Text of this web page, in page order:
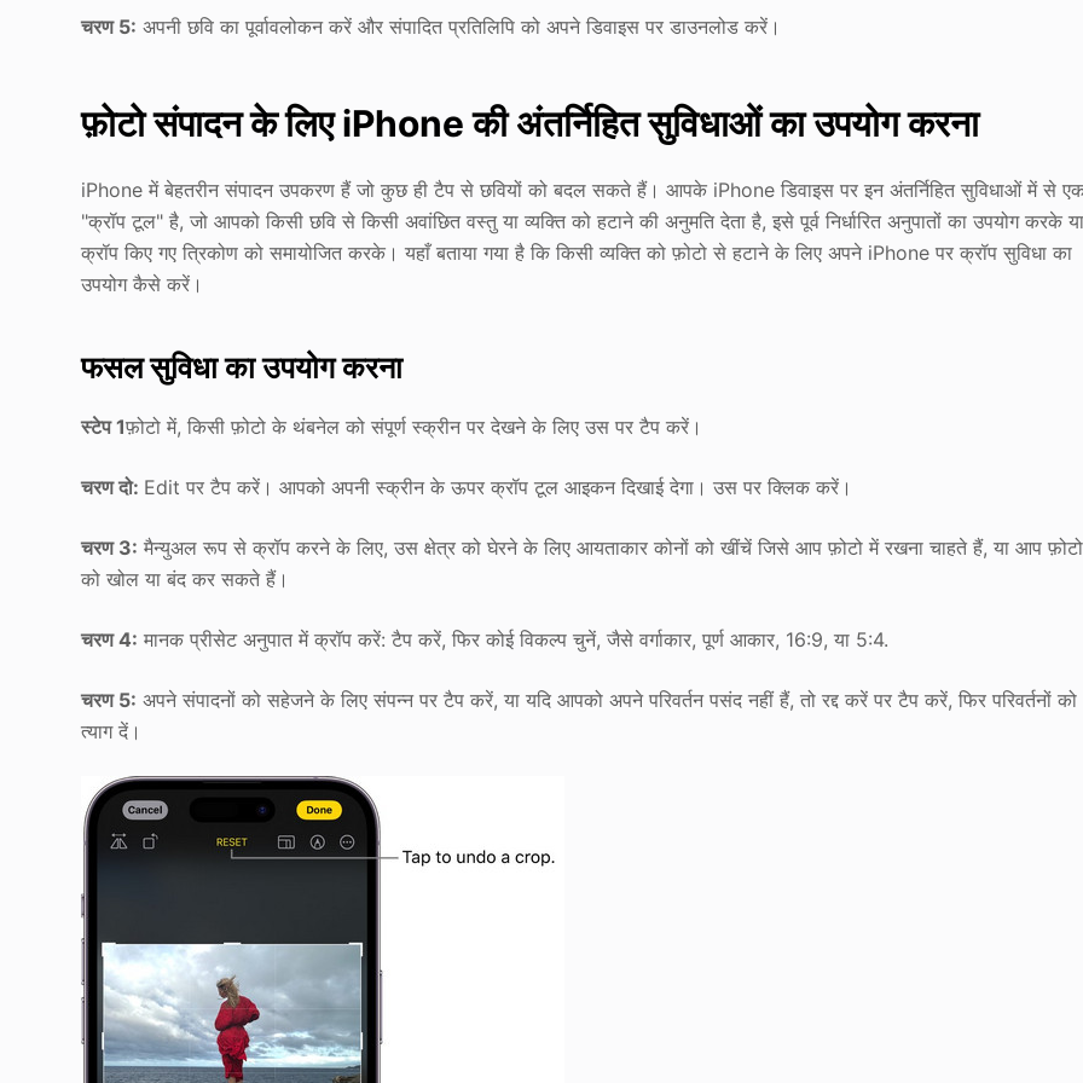
चरण 5: अपनी छवि का पूर्वावलोकन करें और संपादित प्रतिलिपि को अपने डिवाइस पर डाउनलोड करें।
फ़ोटो संपादन के लिए iPhone की अंतर्निहित सुविधाओं का उपयोग करना
iPhone में बेहतरीन संपादन उपकरण हैं जो कुछ ही टैप से छवियों को बदल सकते हैं। आपके iPhone डिवाइस पर इन अंतर्निहित सुविधाओं में से
"क्रॉप टूल" है, जो आपको किसी छवि से किसी अवांछित वस्तु या व्यक्ति को हटाने की अनुमति देता है, इसे पूर्व निर्धारित अनुपातों का उपयोग करके
क्रॉप किए गए त्रिकोण को समायोजित करके। यहाँ बताया गया है कि किसी व्यक्ति को फ़ोटो से हटाने के लिए अपने iPhone पर क्रॉप सुविधा का
उपयोग कैसे करें।
फसल सुविधा का उपयोग करना
स्टेप 1फ़ोटो में, किसी फ़ोटो के थंबनेल को संपूर्ण स्क्रीन पर देखने के लिए उस पर टैप करें।
चरण दो: Edit पर टैप करें। आपको अपनी स्क्रीन के ऊपर क्रॉप टूल आइकन दिखाई देगा। उस पर क्लिक करें।
चरण 3: मैन्युअल रूप से क्रॉप करने के लिए, उस क्षेत्र को घेरने के लिए आयताकार कोनों को खींचें जिसे आप फ़ोटो में रखना चाहते हैं, या आप फ़ोटो
को खोल या बंद कर सकते हैं।
चरण 4: मानक प्रीसेट अनुपात में क्रॉप करें: टैप करें, फिर कोई विकल्प चुनें, जैसे वर्गाकार, पूर्ण आकार, 16:9, या 5:4.
चरण 5: अपने संपादनों को सहेजने के लिए संपन्न पर टैप करें, या यदि आपको अपने परिवर्तन पसंद नहीं हैं, तो रद्द करें पर टैप करें, फिर परिवर्तनों को
त्याग दें।